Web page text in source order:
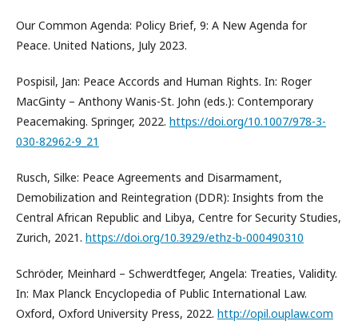
Our Common Agenda: Policy Brief, 9: A New Agenda for
Peace. United Nations, July 2023.
Pospisil, Jan: Peace Accords and Human Rights. In: Roger
MacGinty – Anthony Wanis-St. John (eds.): Contemporary
Peacemaking. Springer, 2022. https://doi.org/10.1007/978-3-
030-82962-9_21
Rusch, Silke: Peace Agreements and Disarmament,
Demobilization and Reintegration (DDR): Insights from the
Central African Republic and Libya, Centre for Security Studies,
Zurich, 2021. https://doi.org/10.3929/ethz-b-000490310
Schröder, Meinhard – Schwerdtfeger, Angela: Treaties, Validity.
In: Max Planck Encyclopedia of Public International Law.
Oxford, Oxford University Press, 2022. http://opil.ouplaw.com